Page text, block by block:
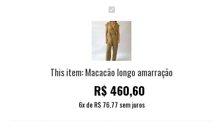
Macacão
longo
amarração
This item:Macacão longo amarração
R$ 460,60
6x deR$76,77 sem juros